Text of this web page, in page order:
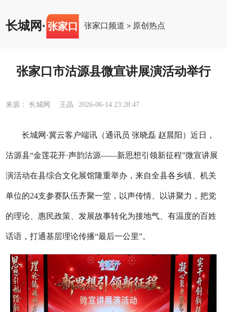
长城网· 张家口 张家口频道 > 原创热点
张家口市沽源县微宣讲展演活动举行
来源： 长城网 王晶 2026-06-14 23:28:47
长城网·冀云客户端讯（通讯员 张晓磊 赵晨阳）近日，
沽源县“金莲花开·声韵沽源——新思想引领新征程”微宣讲展
演活动在县综合文化展馆隆重举办，来自全县各乡镇、机关
单位的24支参赛队伍齐聚一堂，以声传情、以讲聚力，把党
的理论、惠民政策、发展故事转化为接地气、有温度的百姓
话语，打通基层理论传播“最后一公里”。